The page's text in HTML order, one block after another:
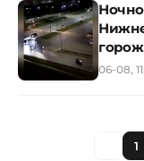
06-08,
1